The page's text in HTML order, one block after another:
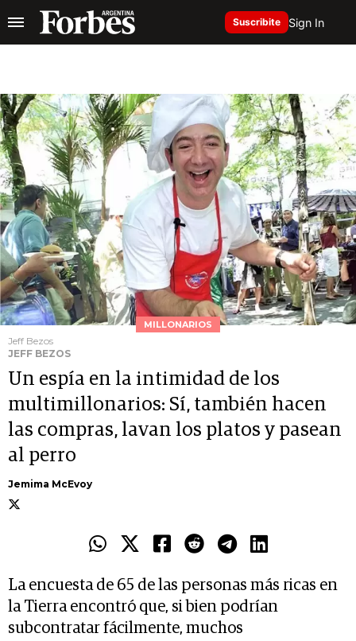
Suscribite Sign In
MILLONARIOS
Jeff Bezos
JEFF BEZOS
Un espía en la intimidad de los
multimillonarios: Sí, también hacen
las compras, lavan los platos y pasean
al perro
Jemima McEvoy
La encuesta de 65 de las personas más ricas en
la Tierra encontró que, si bien podrían
subcontratar fácilmente, muchos